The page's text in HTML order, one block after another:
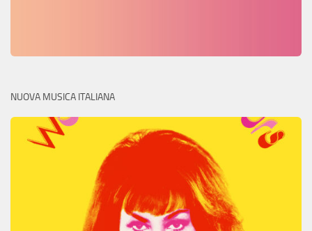
NUOVA MUSICA ITALIANA